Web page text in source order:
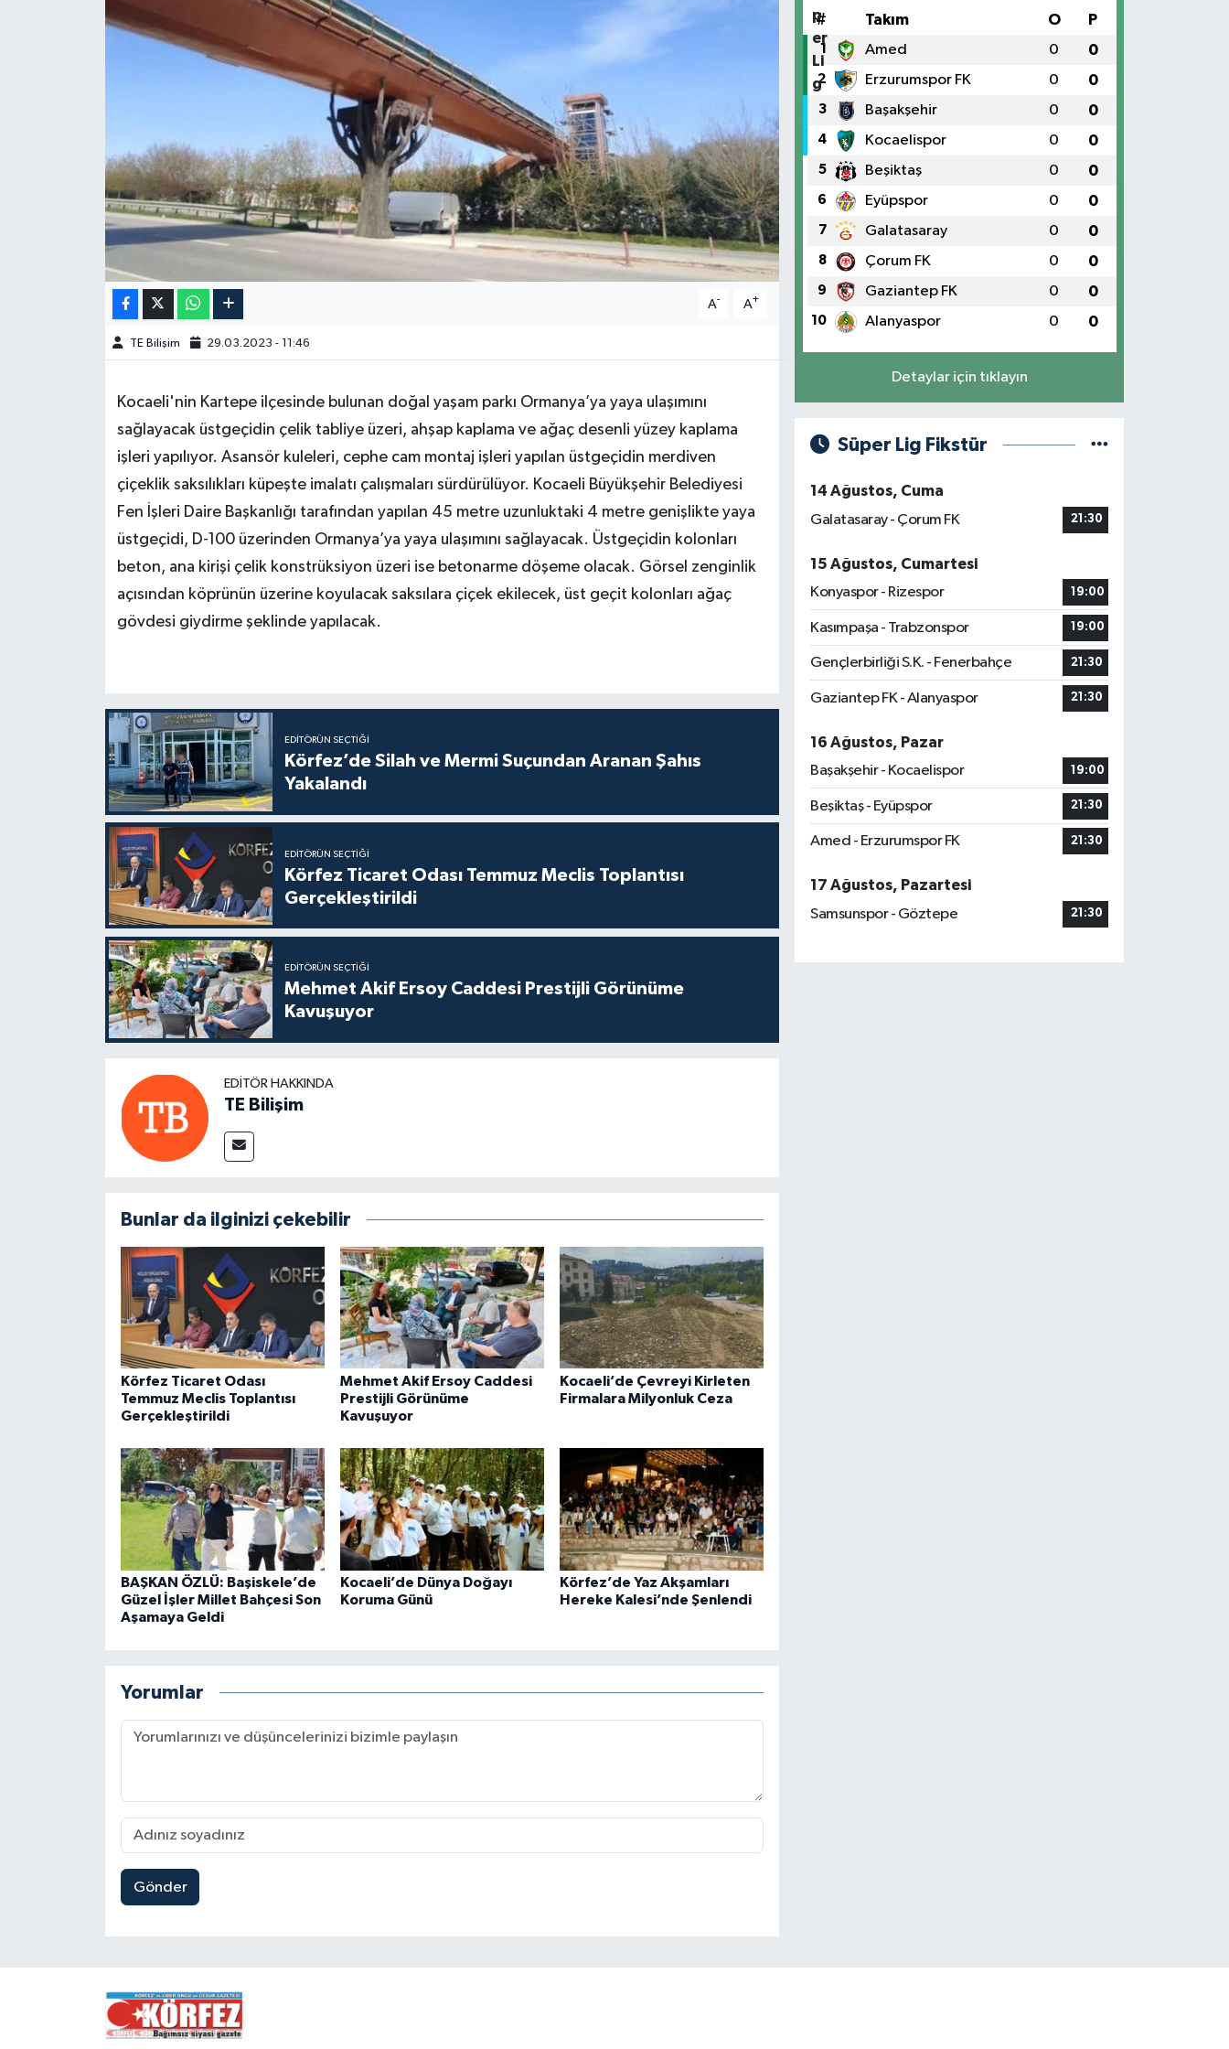
A- A+
TE Bilişim 29.03.2023 - 11:46
Kocaeli'nin Kartepe ilçesinde bulunan doğal yaşam parkı Ormanya’ya yaya ulaşımını
sağlayacak üstgeçidin çelik tabliye üzeri, ahşap kaplama ve ağaç desenli yüzey kaplama
işleri yapılıyor. Asansör kuleleri, cephe cam montaj işleri yapılan üstgeçidin merdiven
çiçeklik saksılıkları küpeşte imalatı çalışmaları sürdürülüyor. Kocaeli Büyükşehir Belediyesi
Fen İşleri Daire Başkanlığı tarafından yapılan 45 metre uzunluktaki 4 metre genişlikte yaya
üstgeçidi, D-100 üzerinden Ormanya’ya yaya ulaşımını sağlayacak. Üstgeçidin kolonları
beton, ana kirişi çelik konstrüksiyon üzeri ise betonarme döşeme olacak. Görsel zenginlik
açısından köprünün üzerine koyulacak saksılara çiçek ekilecek, üst geçit kolonları ağaç
gövdesi giydirme şeklinde yapılacak.
EDITÖRÜN SEÇTIĞI
Körfez’de Silah ve Mermi Suçundan Aranan Şahıs
Yakalandı
EDITÖRÜN SEÇTIĞI
Körfez Ticaret Odası Temmuz Meclis Toplantısı
Gerçekleştirildi
EDITÖRÜN SEÇTIĞI
Mehmet Akif Ersoy Caddesi Prestijli Görünüme
Kavuşuyor
EDITÖR HAKKINDA
TE Bilişim
Bunlar da ilginizi çekebilir
Körfez Ticaret Odası
Temmuz Meclis Toplantısı
Gerçekleştirildi
Mehmet Akif Ersoy Caddesi
Prestijli Görünüme
Kavuşuyor
Kocaeli’de Çevreyi Kirleten
Firmalara Milyonluk Ceza
BAŞKAN ÖZLÜ: Başiskele’de
Güzel İşler Millet Bahçesi Son
Aşamaya Geldi
Kocaeli’de Dünya Doğayı
Koruma Günü
Körfez’de Yaz Akşamları
Hereke Kalesi’nde Şenlendi
Yorumlar
Gönder
# Takım O P
1 Amed 0 0
2 Erzurumspor FK 0 0
3 Başakşehir 0 0
4 Kocaelispor 0 0
5 Beşiktaş 0 0
6 Eyüpspor 0 0
7 Galatasaray 0 0
8 Çorum FK 0 0
9 Gaziantep FK 0 0
10 Alanyaspor 0 0
Detaylar için tıklayın
Süper Lig Fikstür
14 Ağustos, Cuma
Galatasaray - Çorum FK
21:30
15 Ağustos, Cumartesi
Konyaspor - Rizespor
19:00
Kasımpaşa - Trabzonspor 19:00
Gençlerbirliği S.K. - Fenerbahçe 21:30
Gaziantep FK - Alanyaspor 21:30
16 Ağustos, Pazar
Başakşehir - Kocaelispor
19:00
Beşiktaş - Eyüpspor 21:30
Amed - Erzurumspor FK 21:30
17 Ağustos, Pazartesi
Samsunspor - Göztepe
21:30